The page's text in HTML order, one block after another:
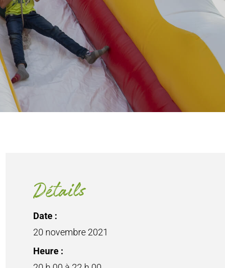
Détails
Date :
20 novembre 2021
Heure :